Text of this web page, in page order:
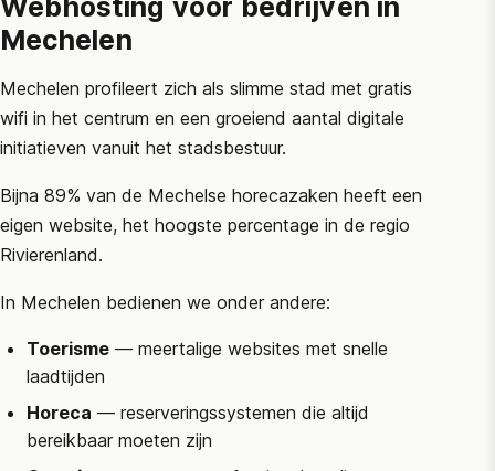
Webhosting voor bedrijven in
Mechelen
Mechelen profileert zich als slimme stad met gratis
wifi in het centrum en een groeiend aantal digitale
initiatieven vanuit het stadsbestuur.
Bijna 89% van de Mechelse horecazaken heeft een
eigen website, het hoogste percentage in de regio
Rivierenland.
In Mechelen bedienen we onder andere:
Toerisme — meertalige websites met snelle
laadtijden
Horeca — reserveringssystemen die altijd
bereikbaar moeten zijn